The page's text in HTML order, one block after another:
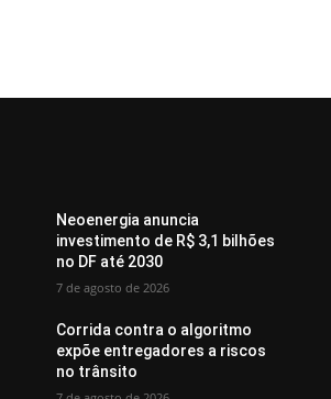
Neoenergia anuncia
investimento de R$ 3,1 bilhões
no DF até 2030
7 de agosto de 2026
Corrida contra o algoritmo
expõe entregadores a riscos
no trânsito